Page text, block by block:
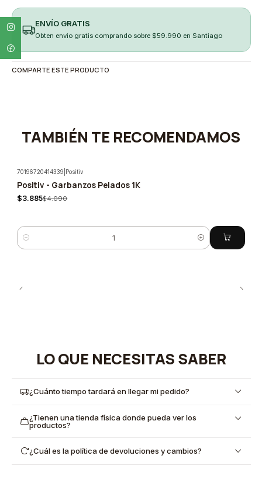
ENVÍO GRATIS
Obten envio gratis comprando sobre $59.990 en Santiago
COMPARTE ESTE PRODUCTO
TAMBIÉN TE RECOMENDAMOS
-5%
70196720414339 Positiv
Positiv - Garbanzos Pelados 1K
$3.885$4.090
Cantidad
LO QUE NECESITAS SABER
¿Cuánto tiempo tardará en llegar mi pedido?
¿Tienen una tienda física donde pueda ver los
productos?
¿Cuál es la política de devoluciones y cambios?